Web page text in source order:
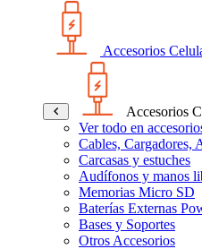
Accesorios
Accesorios
Ver todo en
Cables, Cargadores,
Carcasas y estuches
Audífonos y manos
Memorias Micro SD
Baterías Externas
Bases y Soportes
Otros Accesorios